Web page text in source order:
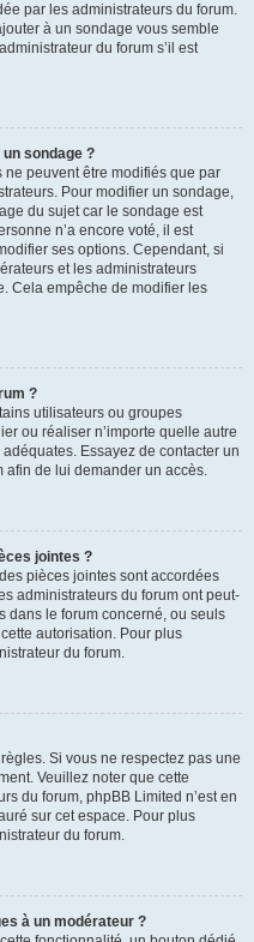
par les administrateurs du forum.
à un sondage vous semble
du forum s’il est
sondage ?
peuvent être modifiés que par
Pour modifier un sondage,
du sujet car le sondage est
n’a encore voté, il est
ses options. Cependant, si
et les administrateurs
Cela empêche de modifier les
?
utilisateurs ou groupes
ou réaliser n’importe quelle autre
Essayez de contacter un
afin de lui demander un accès.
jointes ?
pièces jointes sont accordées
administrateurs du forum ont peut-
dans le forum concerné, ou seuls
autorisation. Pour plus
du forum.
Si vous ne respectez pas une
Veuillez noter que cette
du forum, phpBB Limited n’est en
sur cet espace. Pour plus
du forum.
à un modérateur ?